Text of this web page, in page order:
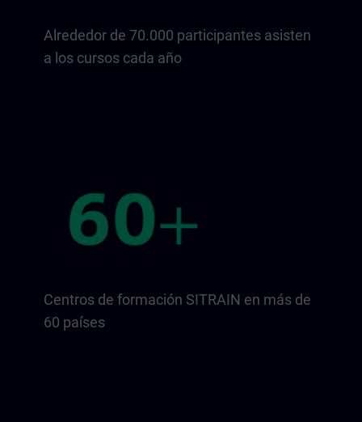
Alrededor de 70.000 participantes asisten
a los cursos cada año
Centros de formación SITRAIN en más de
60 países